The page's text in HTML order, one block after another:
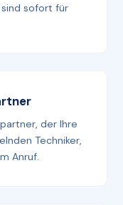
sofort für
der Ihre
Techniker,
Anruf.